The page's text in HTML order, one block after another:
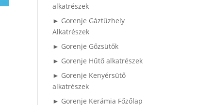
alkatrészek
► Gorenje Gáztűzhely
Alkatrészek
► Gorenje Gőzsütők
► Gorenje Hűtő alkatrészek
► Gorenje Kenyérsütő
alkatrészek
► Gorenje Kerámia Főzőlap